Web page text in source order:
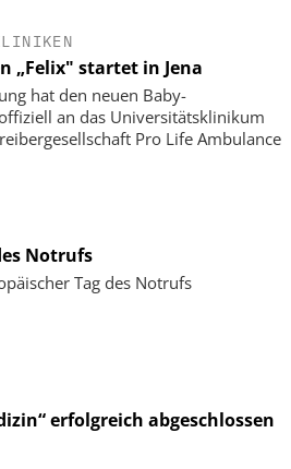
„Felix" startet in Jena
hat den neuen Baby-
an das Universitätsklinikum
Pro Life Ambulance
Notrufs
Tag des Notrufs
erfolgreich abgeschlossen